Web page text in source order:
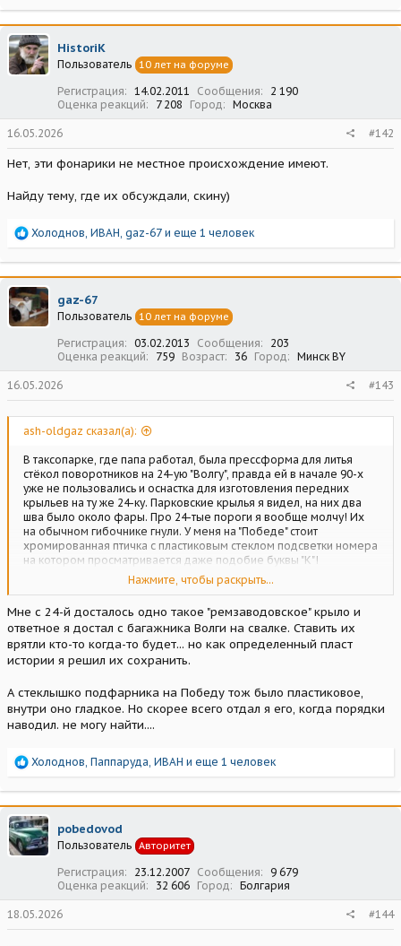
а
к
ц
и
и
HistoriK
Пользователь 10 лет на форуме
Регистрация 14.02.2011 Сообщения
2 190
Оценка реакций
7 208 Город Москва
16.05.2026 #142
Нет, эти фонарики не местное происхождение имеют.
Найду тему, где их обсуждали, скину)
Р
а
к
ц
и
и
Холоднов ИВАН gaz-67 и еще 1 человек
gaz-67
Пользователь 10 лет на форуме
Регистрация 03.02.2013 Сообщения
203
Оценка реакций
759 Возраст 36 Город Минск BY
16.05.2026 #143
ash-oldgaz сказал(а):
В таксопарке, где папа работал, была прессформа для литья
стёкол поворотников на 24-ую "Волгу", правда ей в начале 90-х
уже не пользовались и оснастка для изготовления передних
крыльев на ту же 24-ку. Парковские крылья я видел, на них два
шва было около фары. Про 24-тые пороги я вообще молчу! Их
на обычном гибочнике гнули. У меня на "Победе" стоит
хромированная птичка с пластиковым стеклом подсветки номера
на котором просматривается даже подобие буквы "К"!
Так что подобные вещи делали не только ремзаводы, но и
Нажмите, чтобы раскрыть...
Мне с 24-й досталось одно такое "ремзаводовское" крыло и
ответное я достал с багажника Волги на свалке. Ставить их
врятли кто-то когда-то будет... но как определенный пласт
истории я решил их сохранить.
А стеклышко подфарника на Победу тож было пластиковое,
внутри оно гладкое. Но скорее всего отдал я его, когда порядки
наводил. не могу найти....
Р
а
к
ц
и
и
Холоднов, Паппаруда, ИВАН и еще 1 человек
pobedovod
Пользователь Авторитет
Регистрация 23.12.2007 Сообщения
9 679
Оценка реакций
32 606 Город Болгария
18.05.2026 #144